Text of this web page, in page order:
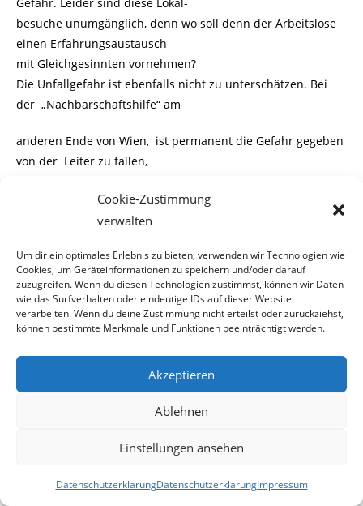
Cookie-Zustimmung
verwalten
Um dir ein optimales Erlebnis zu bieten, verwenden wir Technologien wie
Cookies, um Geräteinformationen zu speichern und/oder darauf
zuzugreifen. Wenn du diesen Technologien zustimmst, können wir Daten
wie das Surfverhalten oder eindeutige IDs auf dieser Website
verarbeiten. Wenn du deine Zustimmung nicht erteilst oder zurückziehst,
können bestimmte Merkmale und Funktionen beeinträchtigt werden.
Akzeptieren
Ablehnen
Einstellungen ansehen
DatenschutzerklärungDatenschutzerklärungImpressum
besuche unumgänglich, denn wo soll denn der Arbeitslose
einen Erfahrungsaustausch
mit Gleichgesinnten vornehmen?
Die Unfallgefahr ist ebenfalls nicht zu unterschätzen. Bei
der „Nachbarschaftshilfe“ am
anderen Ende von Wien, ist permanent die Gefahr gegeben
von der Leiter zu fallen,
während man eine Wohnung ausmalt.
besonders heimtükische Infektion
und befällt Arbeitslose meist dann, wenn sie einen AMS-
Kurs absolvieren sollen. Wer
sich diesen Virus eingefangen hat, muß unbedingt in den
Krankenstand gehen.
Gesundheitsrezept
Nun stellt sich die Frage welche Maßnahmen zu ergreifen
hätten da einen Vorschlag und